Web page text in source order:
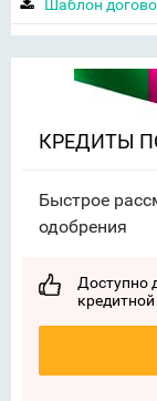
Шаблон
КРЕДИТЫ
Быстрое
одобрения
Доступно